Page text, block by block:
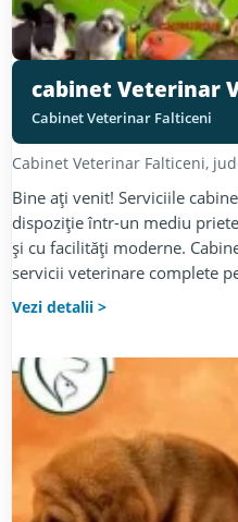
cabinet Veterinar
Cabinet Veterinar Falticeni
Cabinet Veterinar Falticeni,
Bine aţi venit! Serviciile
dispoziţie într-un mediu
şi cu facilităţi moderne.
servicii veterinare complete
Vezi detalii